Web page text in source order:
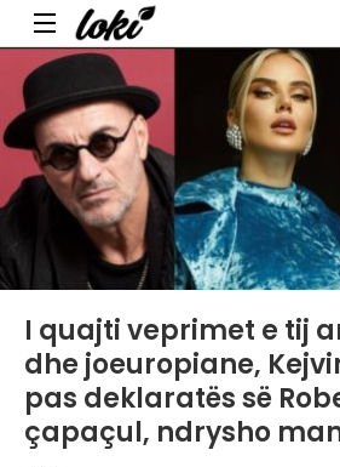
Menu
I quajti veprimet e tij
dhe joeuropiane,
pas deklaratës së
çapaçul, ndrysho